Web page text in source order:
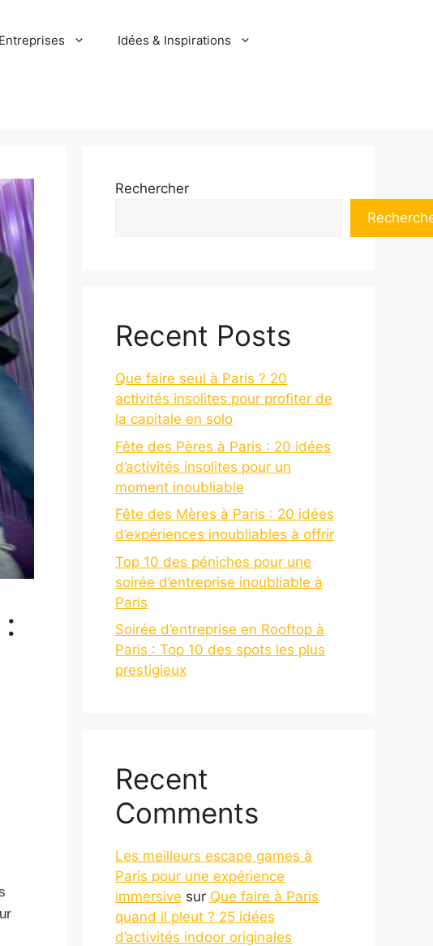
Idées & Inspirations
Rechercher
Recent Posts
Que faire seul à Paris ? 20
activités insolites pour profiter de
la capitale en solo
Fête des Pères à Paris : 20 idées
d’activités insolites pour un
moment inoubliable
Fête des Mères à Paris : 20 idées
d’expériences inoubliables à offrir
Top 10 des péniches pour une
soirée d’entreprise inoubliable à
Paris
Soirée d’entreprise en Rooftop à
Paris : Top 10 des spots les plus
prestigieux
Recent
Comments
Les meilleurs escape games à
Paris pour une expérience
immersive sur Que faire à Paris
quand il pleut ? 25 idées
d’activités indoor originales